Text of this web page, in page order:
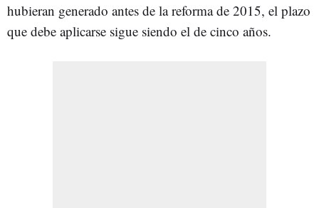
hubieran generado antes de la reforma de 2015, el plazo
que debe aplicarse sigue siendo el de cinco años.